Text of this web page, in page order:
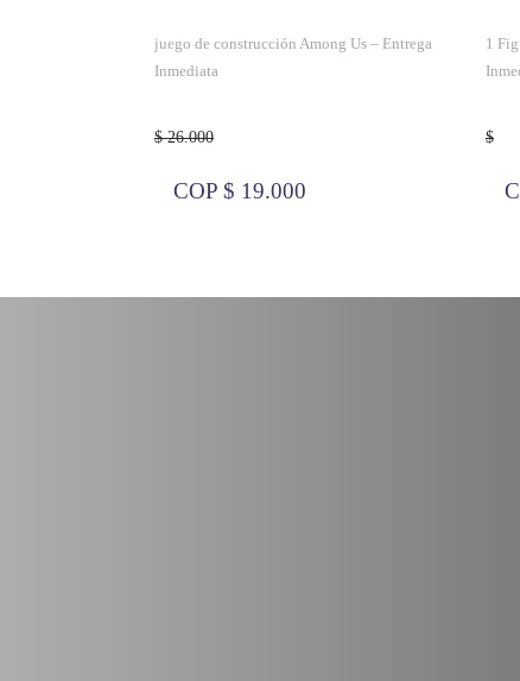
juego de construcción Among Us – Entrega
Inmediata
$ 26.000
COP $ 19.000
1
$